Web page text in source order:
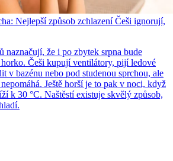
Nejlepší způsob zchlazení Češi ignorují,
naznačují, že i po zbytek srpna bude
Češi kupují ventilátory, pijí ledové
v bazénu nebo pod studenou sprchou, ale
Ještě horší je to pak v noci, když
k 30 °C. Naštěstí existuje skvělý způsob,